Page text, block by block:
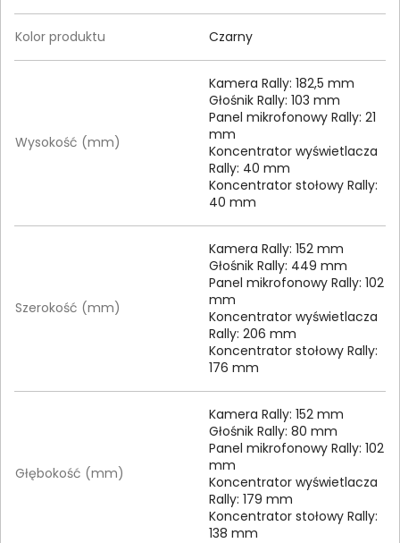
Kolor produktu Czarny
Wysokość (mm)
Kamera Rally: 182,5 mm
Głośnik Rally: 103 mm
Panel mikrofonowy Rally: 21
mm
Koncentrator wyświetlacza
Rally: 40 mm
Koncentrator stołowy Rally:
40 mm
Szerokość (mm)
Kamera Rally: 152 mm
Głośnik Rally: 449 mm
Panel mikrofonowy Rally: 102
mm
Koncentrator wyświetlacza
Rally: 206 mm
Koncentrator stołowy Rally:
176 mm
Głębokość (mm)
Kamera Rally: 152 mm
Głośnik Rally: 80 mm
Panel mikrofonowy Rally: 102
mm
Koncentrator wyświetlacza
Rally: 179 mm
Koncentrator stołowy Rally:
138 mm